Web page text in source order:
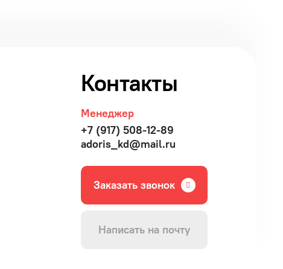
Контакты
Менеджер
+7 (917) 508-12-89
adoris_kd@mail.ru
Заказать звонок
Написать на почту